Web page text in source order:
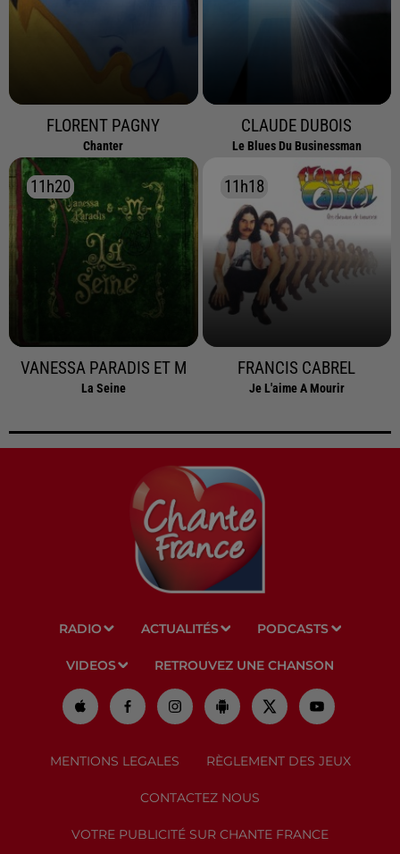
FLORENT PAGNY
Chanter
CLAUDE DUBOIS
Le Blues Du Businessman
11h20
11h20
VANESSA PARADIS ET M
La Seine
11h18
11h18
FRANCIS CABREL
Je L'aime A Mourir
RADIO ACTUALITÉS PODCASTS
VIDEOS RETROUVEZ UNE CHANSON
MENTIONS LEGALES RÈGLEMENT DES JEUX
CONTACTEZ NOUS
VOTRE PUBLICITÉ SUR CHANTE FRANCE